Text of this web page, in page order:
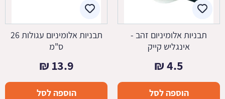
תבניות אלומיניום זהב -
אינגליש קייק
4.5
₪
הוספה לסל
תבניות אלומיניום עגולות 26
ס"מ
13.9
₪
הוספה לסל